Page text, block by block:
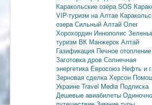
Каракольские озёра SOS
VIP-туризм на Алтае
озера Сильный Алтай Олег
Хорохордин Иннополис
туризм ВК Манжерок Алтай
Газификация Печное отопление
Заготовка дров Солнечная
энергетика Евросоюз Нефть и
Зерновая сделка Херсон
Украине Travel Media Подписка
Дешевые авиабилеты